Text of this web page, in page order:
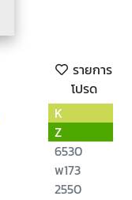
รายการ
โปรด
K
Z
6530
พ173
2550